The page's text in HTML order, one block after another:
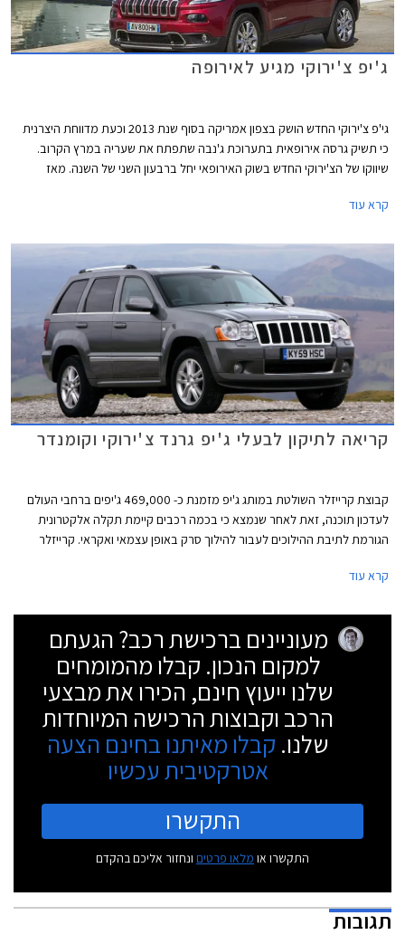
ג'יפ צ'ירוקי מגיע לאירופה
גי'פ צ'ירוקי החדש הושק בצפון אמריקה בסוף שנת 2013 וכעת מדווחת היצרנית
כי תשיק גרסה אירופאית בתערוכת ג'נבה שתפתח את שעריה במרץ הקרוב.
שיווקו של הצ'ירוקי החדש בשוק האירופאי יחל ברבעון השני של השנה. מאז
את התואר "הרכב הבטוח ביותר בקטגוריה" מאת ארגון EuroNCAP.
קרא עוד
קריאה לתיקון לבעלי ג'יפ גרנד צ'ירוקי וקומנדר
קבוצת קרייזלר השולטת במותג ג'יפ מזמנת כ- 469,000 ג'יפים ברחבי העולם
לעדכון תוכנה, זאת לאחר שנמצא כי בכמה רכבים קיימת תקלה אלקטרונית
הגורמת לתיבת ההילוכים לעבור להילוך סרק באופן עצמאי ואקראי. קרייזלר
קרא עוד
מעוניינים ברכישת רכב? הגעתם
למקום הנכון. קבלו מהמומחים
שלנו ייעוץ חינם, הכירו את מבצעי
הרכב וקבוצות הרכישה המיוחדות
שלנו. קבלו מאיתנו בחינם הצעה
אטרקטיבית עכשיו
התקשרו
התקשרו או מלאו פרטים ונחזור אליכם בהקדם
תגובות